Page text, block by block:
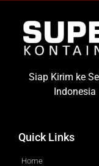
Siap Kirim ke
Indonesia
Quick Links
Home